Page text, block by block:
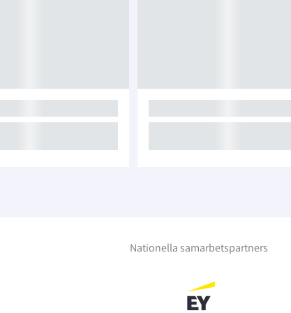
Nationella samarbetspartners